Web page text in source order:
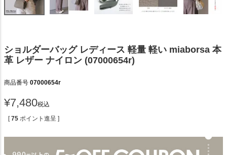
ショルダーバッグ レディース 軽量 軽い miaborsa 本
革 レザー ナイロン (07000654r)
商品番号 07000654r
¥7,480税込
[ 75 ポイント進呈 ]